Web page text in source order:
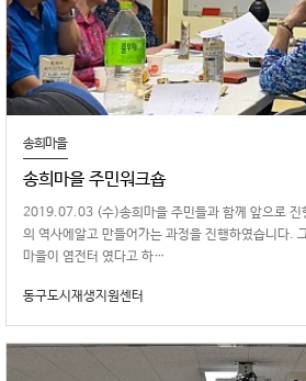
송희마을
송희마을 주민워크숍
2019.07.03 (수)송희마을 주민들과 함께 앞으로 진
의 역사에알고 만들어가는 과정을 진행하였습니다.
마을이 염전터 였다고 하…
동구도시재생지원센터